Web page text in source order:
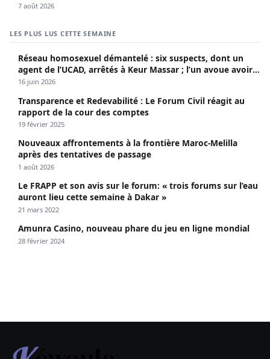
7 août 2026
LES PLUS LUS CETTE SEMAINE
Réseau homosexuel démantelé : six suspects, dont un
agent de l’UCAD, arrêtés à Keur Massar ; l’un avoue avoir
propagé le VIH depuis 2018
16 juin 2026
Transparence et Redevabilité : Le Forum Civil réagit au
rapport de la cour des comptes
19 février 2025
Nouveaux affrontements à la frontière Maroc-Melilla
après des tentatives de passage
1 août 2026
Le FRAPP et son avis sur le forum: « trois forums sur l’eau
auront lieu cette semaine à Dakar »
21 mars 2022
Amunra Casino, nouveau phare du jeu en ligne mondial
28 février 2024